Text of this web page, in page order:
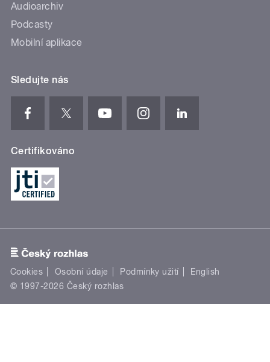
Audioarchiv
Podcasty
Mobilní aplikace
Sledujte nás
Certifikováno
Cookies Osobní údaje Podmínky užití
English
© 1997-2026 Český rozhlas